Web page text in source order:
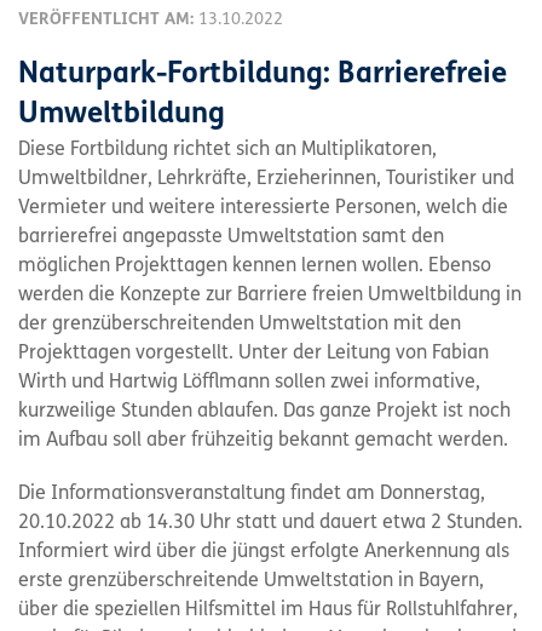
VERÖFFENTLICHT AM: 13.10.2022
Naturpark-Fortbildung: Barrierefreie
Umweltbildung
Diese Fortbildung richtet sich an Multiplikatoren,
Umweltbildner, Lehrkräfte, Erzieherinnen, Touristiker und
Vermieter und weitere interessierte Personen, welch die
barrierefrei angepasste Umweltstation samt den
möglichen Projekttagen kennen lernen wollen. Ebenso
werden die Konzepte zur Barriere freien Umweltbildung in
der grenzüberschreitenden Umweltstation mit den
Projekttagen vorgestellt. Unter der Leitung von Fabian
Wirth und Hartwig Löfflmann sollen zwei informative,
kurzweilige Stunden ablaufen. Das ganze Projekt ist noch
im Aufbau soll aber frühzeitig bekannt gemacht werden.
Die Informationsveranstaltung findet am Donnerstag,
20.10.2022 ab 14.30 Uhr statt und dauert etwa 2 Stunden.
Informiert wird über die jüngst erfolgte Anerkennung als
erste grenzüberschreitende Umweltstation in Bayern,
über die speziellen Hilfsmittel im Haus für Rollstuhlfahrer,